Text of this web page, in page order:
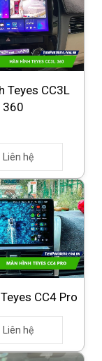
Teyes CC3L
360
CC4 Pro